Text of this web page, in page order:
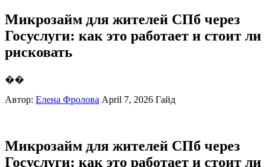
Микрозайм для жителей СПб через
Госуслуги: как это работает и стоит ли
рисковать
��
Автор: Елена Фролова April 7, 2026 Гайд
Микрозайм для жителей СПб через
Госуслуги: как это работает и стоит ли